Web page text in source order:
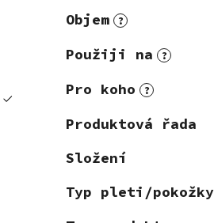
Objem ?
Použiji na ?
Pro koho ?
Produktová řada
Složení
Typ pleti/pokožky